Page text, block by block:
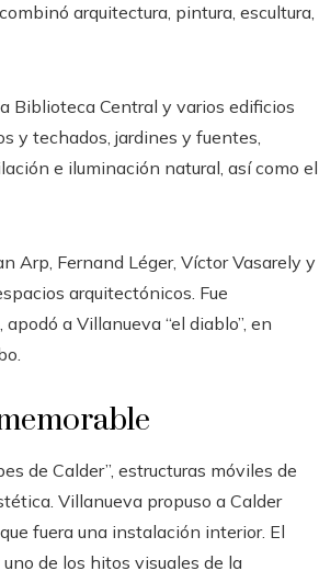
arquitectura, pintura, escultura,
Biblioteca Central y varios edificios
y techados, jardines y fuentes,
e iluminación natural, así como el
Arp, Fernand Léger, Víctor Vasarely y
arquitectónicos. Fue
a Villanueva “el diablo”, en
de Calder”, estructuras móviles de
Villanueva propuso a Calder
fuera una instalación interior. El
de los hitos visuales de la